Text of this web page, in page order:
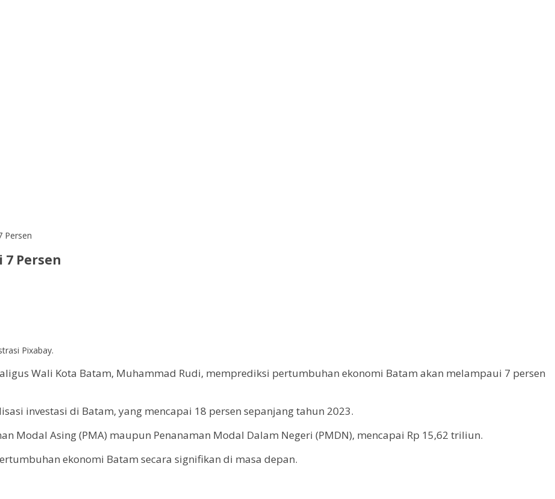
Persen
Persen
Pixabay.
Wali Kota Batam, Muhammad Rudi, memprediksi pertumbuhan ekonomi Batam akan melampaui 7 persen
investasi di Batam, yang mencapai 18 persen sepanjang tahun 2023.
Modal Asing (PMA) maupun Penanaman Modal Dalam Negeri (PMDN), mencapai Rp 15,62 triliun.
ekonomi Batam secara signifikan di masa depan.